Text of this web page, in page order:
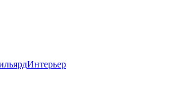
Интерьер